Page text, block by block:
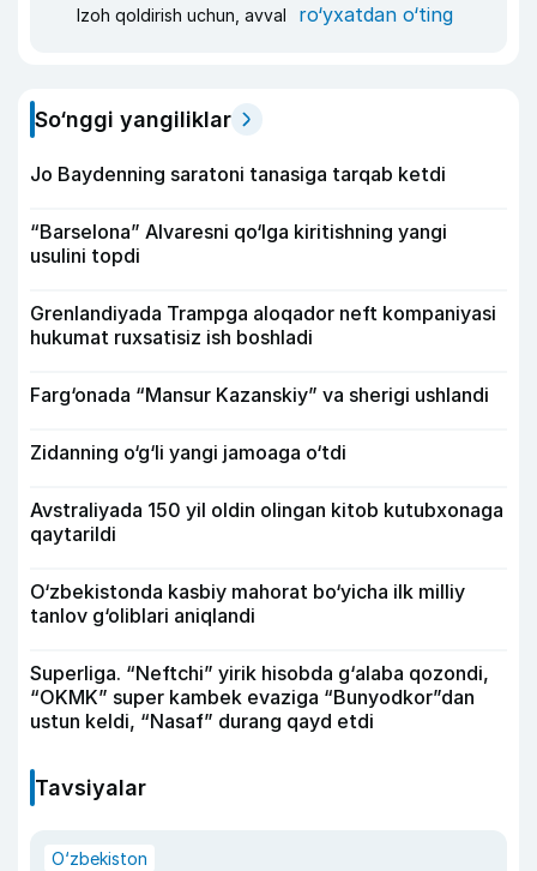
Izoh qoldirish uchun, avval ro‘yxatdan o‘ting
So‘nggi yangiliklar
Jo Baydenning saratoni tanasiga tarqab ketdi
“Barselona” Alvaresni qo‘lga kiritishning yangi
usulini topdi
Grenlandiyada Trampga aloqador neft kompaniyasi
hukumat ruxsatisiz ish boshladi
Farg‘onada “Mansur Kazanskiy” va sherigi ushlandi
Zidanning o‘g‘li yangi jamoaga o‘tdi
Avstraliyada 150 yil oldin olingan kitob kutubxonaga
qaytarildi
O‘zbekistonda kasbiy mahorat bo‘yicha ilk milliy
tanlov g‘oliblari aniqlandi
Superliga. “Neftchi” yirik hisobda g‘alaba qozondi,
“OKMK” super kambek evaziga “Bunyodkor”dan
ustun keldi, “Nasaf” durang qayd etdi
Tavsiyalar
O‘zbekiston